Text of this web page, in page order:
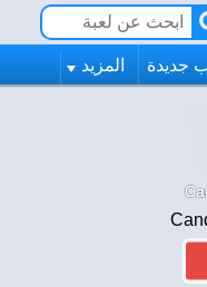
جديدة المزيد